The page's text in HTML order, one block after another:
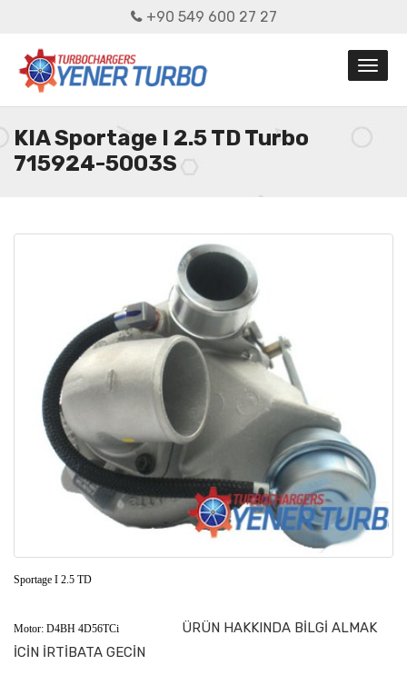
+90 549 600 27 27
KIA Sportage I 2.5 TD Turbo
715924-5003S
Sportage I 2.5 TD
Motor: D4BH 4D56TCi ÜRÜN HAKKINDA BİLGİ ALMAK
İCİN İRTİBATA GECİN